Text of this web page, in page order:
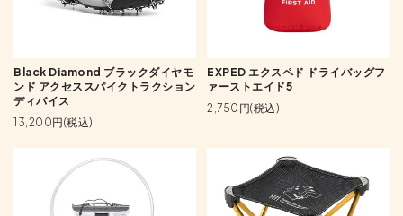
Black Diamond ブラックダイヤモ
ンド アクセススパイクトラクション
ディバイス
13,200円(税込)
EXPED エクスペド ドライバッグフ
ァーストエイド5
2,750円(税込)